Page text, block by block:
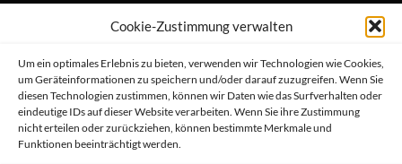
Cookie-Zustimmung verwalten
Um ein optimales Erlebnis zu bieten, verwenden wir Technologien wie Cookies,
um Geräteinformationen zu speichern und/oder darauf zuzugreifen. Wenn Sie
diesen Technologien zustimmen, können wir Daten wie das Surfverhalten oder
eindeutige IDs auf dieser Website verarbeiten. Wenn Sie ihre Zustimmung
nicht erteilen oder zurückziehen, können bestimmte Merkmale und
Funktionen beeinträchtigt werden.
Barrierefreiheit
Mobile Lösungen
Unternehmen
Referenzen
Aktuelles